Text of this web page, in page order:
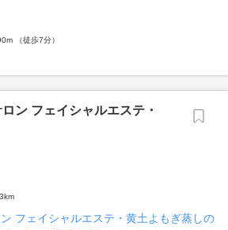
（徒歩7分）
ン フェイシャルエステ・
フェイシャルエステ・黄土よもぎ蒸しの